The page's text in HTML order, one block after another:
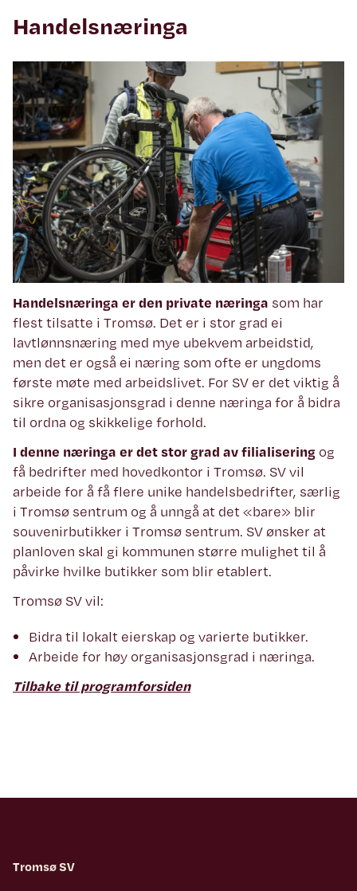
Handelsnæringa
Handelsnæringa er den private næringa som har
flest tilsatte i Tromsø. Det er i stor grad ei
lavtlønnsnæring med mye ubekvem arbeidstid,
men det er også ei næring som ofte er ungdoms
første møte med arbeidslivet. For SV er det viktig å
sikre organisasjonsgrad i denne næringa for å bidra
til ordna og skikkelige forhold.
I denne næringa er det stor grad av filialisering og
få bedrifter med hovedkontor i Tromsø. SV vil
arbeide for å få flere unike handelsbedrifter, særlig
i Tromsø sentrum og å unngå at det «bare» blir
souvenirbutikker i Tromsø sentrum. SV ønsker at
planloven skal gi kommunen større mulighet til å
påvirke hvilke butikker som blir etablert.
Tromsø SV vil:
Bidra til lokalt eierskap og varierte butikker.
Arbeide for høy organisasjonsgrad i næringa.
Tilbake til programforsiden
Tromsø SV